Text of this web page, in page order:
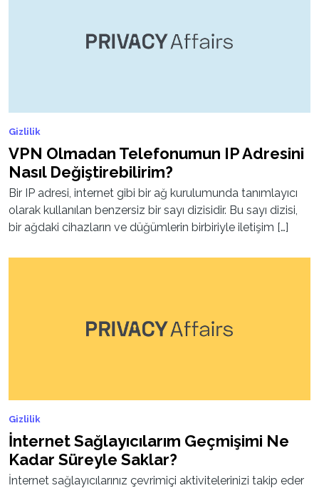
Gizlilik
VPN Olmadan Telefonumun IP Adresini
Nasıl Değiştirebilirim?
Bir IP adresi, internet gibi bir ağ kurulumunda tanımlayıcı
olarak kullanılan benzersiz bir sayı dizisidir. Bu sayı dizisi,
bir ağdaki cihazların ve düğümlerin birbiriyle iletişim […]
Gizlilik
İnternet Sağlayıcılarım Geçmişimi Ne
Kadar Süreyle Saklar?
İnternet sağlayıcılarınız çevrimiçi aktivitelerinizi takip eder